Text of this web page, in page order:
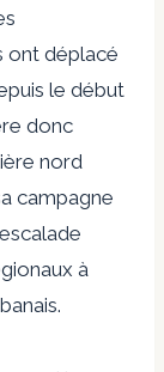
ont déplacé
le début
donc
nord
campagne
à